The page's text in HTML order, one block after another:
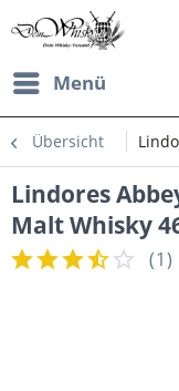
Menü
Übersicht
Lindores
Malt Whisky
(1)